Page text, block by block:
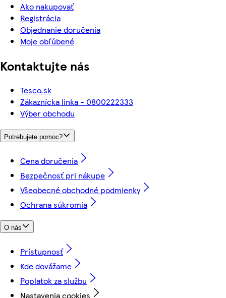
Ako nakupovať
Registrácia
Objednanie doručenia
Moje obľúbené
Kontaktujte nás
Tesco.sk
Zákaznícka linka - 0800222333
Výber obchodu
Potrebujete pomoc?
Cena doručenia
Bezpečnosť pri nákupe
Všeobecné obchodné podmienky
Ochrana súkromia
O nás
Prístupnosť
Kde dovážame
Poplatok za službu
Nastavenia cookies